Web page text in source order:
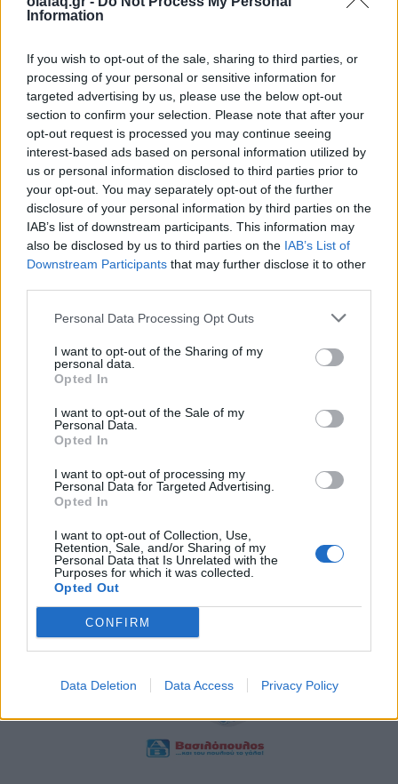
Information
If you wish to opt-out of the sale, sharing to third parties, or
processing of your personal or sensitive information for
targeted advertising by us, please use the below opt-out
section to confirm your selection. Please note that after your
opt-out request is processed you may continue seeing
interest-based ads based on personal information utilized by
us or personal information disclosed to third parties prior to
your opt-out. You may separately opt-out of the further
disclosure of your personal information by third parties on the
IAB’s list of downstream participants. This information may
also be disclosed by us to third parties on the IAB’s List of
Downstream Participants that may further disclose it to other
Personal Data Processing Opt Outs
I want to opt-out of the Sharing of my
personal data.
Opted In
I want to opt-out of the Sale of my
Personal Data.
Opted In
I want to opt-out of processing my
Personal Data for Targeted Advertising.
Opted In
I want to opt-out of Collection, Use,
Retention, Sale, and/or Sharing of my
Personal Data that Is Unrelated with the
Purposes for which it was collected.
Opted Out
CONFIRM
Data Deletion Data Access Privacy Policy
Τα οnline Φρουτάκια αποτελούν έναν από τους
τυχερών παιχνιδιών στο διαδίκτυο.
Πώς ο τζόγος ανέδειξε το Λας Βέγκας σε
παγκόσμιο σύμβολο
09.09.25
έως τα σημερινά υπερθέαματα, διαμόρφωσε την οικονομία, την
κουλτούρα και το μέλλον του Λας Βέγκας, και συνεχίζει να
οδηγεί τις καινοτομίες στα κ